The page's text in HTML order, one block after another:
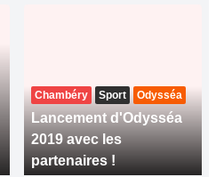
Chambéry Sport Odysséa
Lancement d'Odysséa
2019 avec les
partenaires !